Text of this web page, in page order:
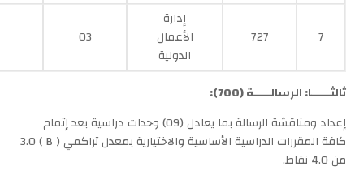
7
727
إدارة
الأعمال
الدولية
03
ثالثــــــا: الرسالـــــة (700
):
إعداد ومناقشة الرسالة بما يعادل (09) وحدات دراسية بعد إتمام
كافة المقررات الدراسية الأساسية والاختيارية بمعدل تراكمي ( B ) 3.0
من 4.0 نقاط.